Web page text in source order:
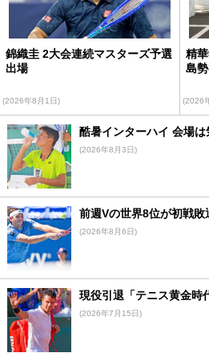
錦織圭 2大会連続マスターズ予選
出場
(2026年8月1日)
精
島
(2026
酷暑インターハイ 会場
(2026年8月3日)
前週Vの世界8位が初戦敗
(2026年8月6日)
現役引退「テニス黄金時
(2026年7月15日)